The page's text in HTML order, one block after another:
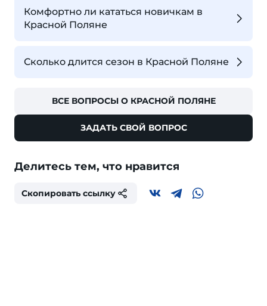
Комфортно ли кататься новичкам в
Красной Поляне
Сколько длится сезон в Красной Поляне
ВСЕ ВОПРОСЫ О КРАСНОЙ ПОЛЯНЕ
ЗАДАТЬ СВОЙ ВОПРОС
Делитесь тем, что нравится
Скопировать ссылку